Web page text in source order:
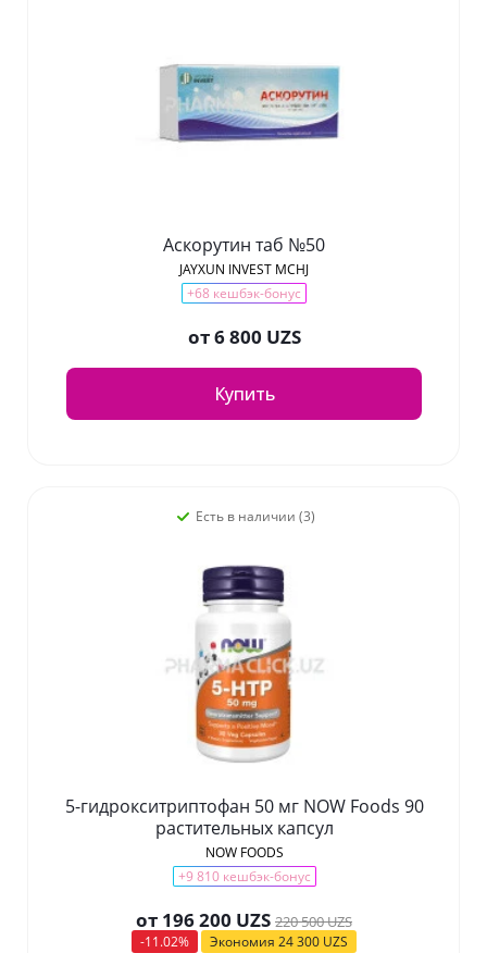
Аскорутин таб №50
JAYXUN INVEST MCHJ
+68 кешбэк-бонус
от6 800 UZS
Купить
Есть в наличии (3)
5-гидрокситриптофан 50 мг NOW Foods 90
растительных капсул
NOW FOODS
+9 810 кешбэк-бонус
от 196 200 UZS 220 500 UZS
-11.02% Экономия 24 300 UZS